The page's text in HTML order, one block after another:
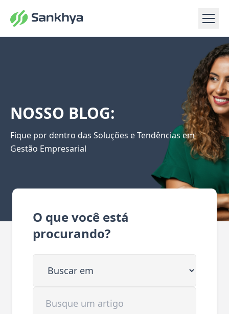
NOSSO BLOG:
Fique por dentro das Soluções e Tendências em
Gestão Empresarial
O que você está
procurando?